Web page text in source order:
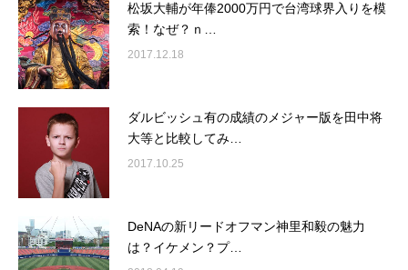
松坂大輔が年俸2000万円で台湾球界入りを模
索！なぜ？ｎ…
2017.12.18
ダルビッシュ有の成績のメジャー版を田中将
大等と比較してみ…
2017.10.25
DeNAの新リードオフマン神里和毅の魅力
は？イケメン？プ…